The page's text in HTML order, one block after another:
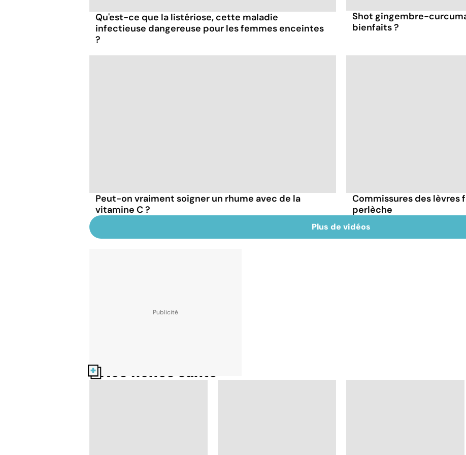
Qu'est-ce que la listériose, cette maladie
infectieuse dangereuse pour les femmes enceintes
?
Shot gingembre-
bienfaits ?
Peut-on vraiment soigner un rhume avec de la
vitamine C ?
Commissures des lèvres
perlèche
Plus de vidéos
Nos fiches santé